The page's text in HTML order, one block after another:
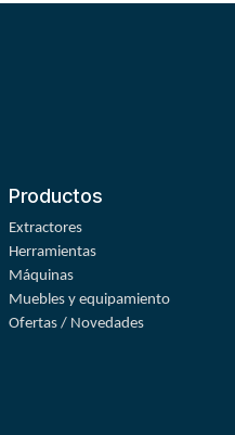
Productos
Extractores
Herramientas
Máquinas
Muebles y equipamiento
Ofertas / Novedades